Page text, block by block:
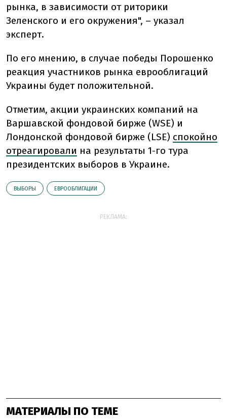
рынка, в зависимости от риторики
Зеленского и его окружения", – указал
эксперт.
По его мнению, в случае победы Порошенко
реакция участников рынка еврооблигаций
Украины будет положительной.
Отметим, акции украинских компаний на
Варшавской фондовой бирже (WSE) и
Лондонской фондовой бирже (LSE) спокойно
отреагировали на результаты 1-го тура
президентских выборов в Украине.
ВЫБОРЫ ЕВРООБЛИГАЦИИ
РЕКЛАМА:
МАТЕРИАЛЫ ПО ТЕМЕ